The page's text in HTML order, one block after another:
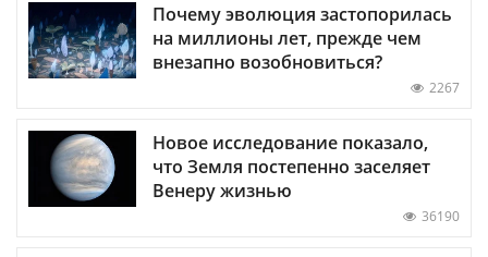
Почему эволюция застопорилась
на миллионы лет, прежде чем
внезапно возобновиться?
2267
Новое исследование показало,
что Земля постепенно заселяет
Венеру жизнью
36190